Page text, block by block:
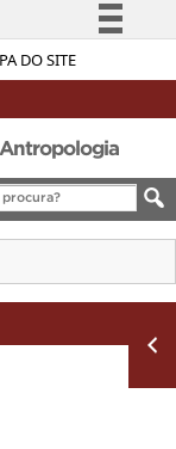
DO SITE
à informação